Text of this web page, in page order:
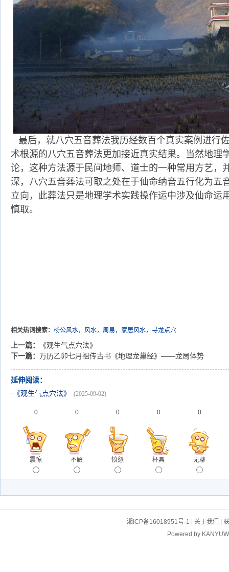
最后，就八穴五音葬法我历经数百个真实案例进行
术根源的八穴五音葬法更加接近真实结果。当然地理
论，这种方法源于民间地师、道士的一种常用方艺，
深，八穴五音葬法可取之处在于仙命纳音五行化为五
立向，此葬法只是地理学术实践操作运中涉及仙命运
慎取。
相关热词搜索： 杨公风水，风水，周易，家居风水，寻龙点穴
上一篇：
《观生气点穴法》
下一篇： 万历乙卯七月祖传古书《地理龙巢经》——龙局体势
延伸阅读：
· 《观生气点穴法》 (2025-09-02)
0
震惊
0
不解
0
愤怒
0
杯具
0
无聊
湘ICP备16018951号-1 关于我们
Powered by KANYUW